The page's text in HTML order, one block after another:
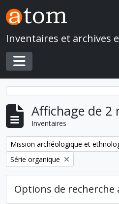
Skip to main content
Inventaires et archives
Toggle navigation
Affichage de 2
Inventaires
Remove filter:
Remove filter:
Série organique
Options de recherche